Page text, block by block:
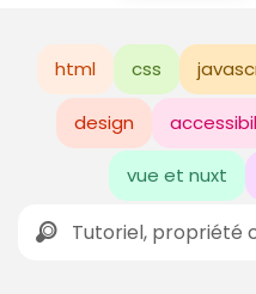
html css
design
vue et nuxt